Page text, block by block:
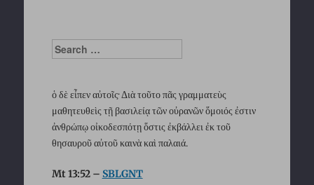
Search
ὁ δὲ εἶπεν αὐτοῖς· Διὰ τοῦτο πᾶς γραμματεὺς
μαθητευθεὶς τῇ βασιλείᾳ τῶν οὐρανῶν ὅμοιός ἐστιν
ἀνθρώπῳ οἰκοδεσπότῃ ὅστις ἐκβάλλει ἐκ τοῦ
θησαυροῦ αὐτοῦ καινὰ καὶ παλαιά.
Mt 13:52 – SBLGNT